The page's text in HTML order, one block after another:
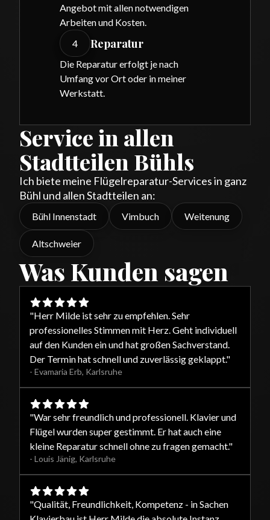
Angebot mit allen notwendigen
Arbeiten und Kosten.
4
Reparatur
Die Reparatur erfolgt je nach
Umfang vor Ort oder in meiner
Werkstatt.
Service in allen
Stadtteilen Bühls
Ich biete meine Flügelreparatur-Services in ganz
Bühl und allen Stadtteilen an:
Bühl Innenstadt Vimbuch Weitenung
Altschweier
Was Kunden sagen
"Herr Milde ist sehr zu empfehlen. Sehr
professionelles Stimmen mit Herz. Geht individuell
auf den Kunden ein und hat großen Sachverstand.
Der Termin hat schnell und zuverlässig geklappt."
- Evamaria Erb, Karlsruhe
"War sehr freundlich und professionell. Klavier und
Flügel wurden super gestimmt. Er hat auch eine
kleine Reparatur schnell ohne zu fragen gemacht."
- Louis Jänig, Karlsruhe
"Qualität, Freundlichkeit, Kompetenz - in Sachen